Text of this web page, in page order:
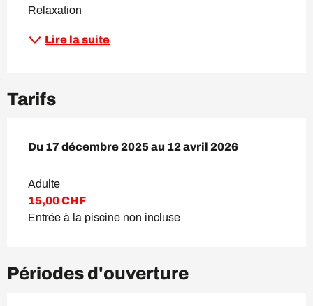
Relaxation
Lire la suite
Tarifs
Du 17 décembre 2025au 12 avril 2026
Du 17 décembre 2025au 12 avril 2026
Adulte
15,00 CHF
Entrée à la piscine non incluse
Périodes d'ouverture